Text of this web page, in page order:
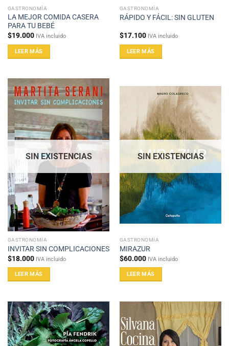
GASTRONOMÍA
LA MEJOR COMIDA CASERA
PARA TU BEBÉ
$19.000 IVA incluido
LEER MÁS
GASTRONOMÍA
RÁPIDO Y FÁCIL: SIN GLUTEN
$17.100 IVA incluido
LEER MÁS
SIN EXISTENCIAS
GASTRONOMÍA
INVITAR SIN COMPLICACIONES
$18.000 IVA incluido
LEER MÁS
SIN EXISTENCIAS
GASTRONOMÍA
MIRAZUR
$60.000 IVA incluido
LEER MÁS